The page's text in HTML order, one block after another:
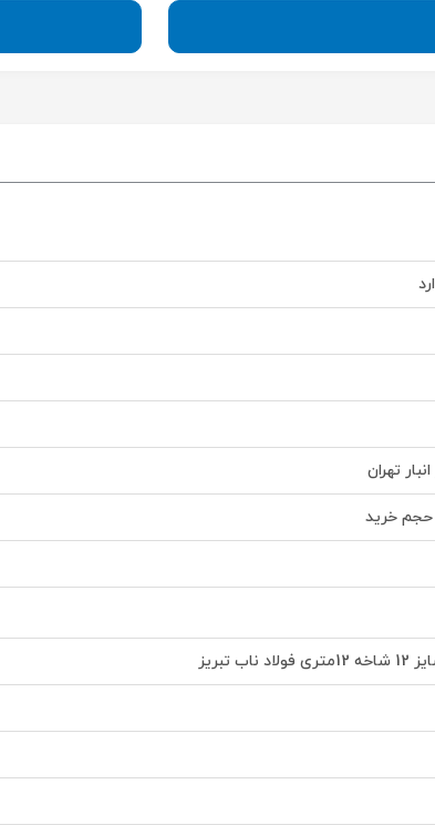
تهران
خرید
تبریز